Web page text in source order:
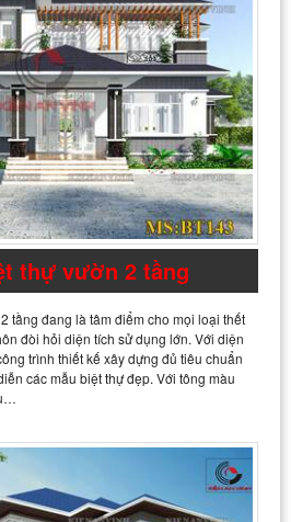
thự vườn 2 tầng
tầng đang là tâm điểm cho mọi loại thết
đòi hỏi diện tích sử dụng lớn. Với diện
trình thiết kế xây dựng đủ tiêu chuẩn
các mẫu biệt thự đẹp. Với tông màu